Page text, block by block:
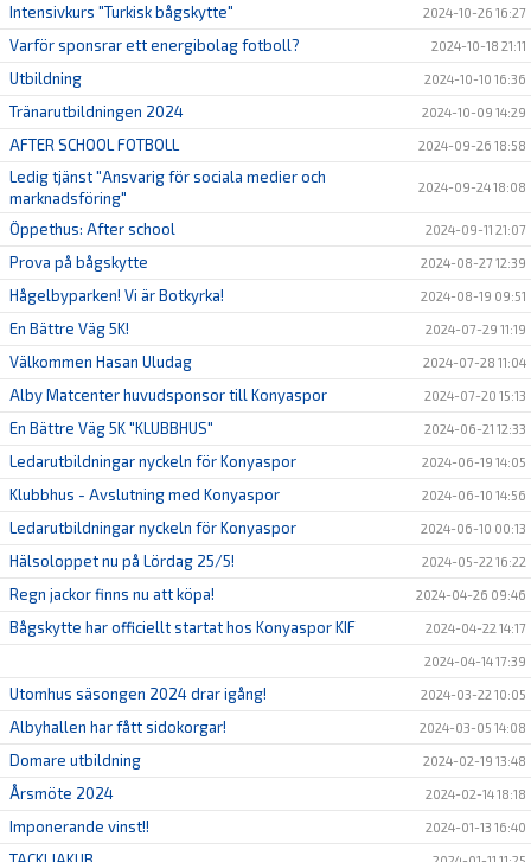
Intensivkurs "Turkisk bågskytte" 2024-10-26 16:27
Varför sponsrar ett energibolag fotboll? 2024-10-18 21:11
Utbildning 2024-10-10 16:36
Tränarutbildningen 2024 2024-10-09 14:29
AFTER SCHOOL FOTBOLL 2024-09-26 18:58
Ledig tjänst "Ansvarig för sociala medier och
marknadsföring"
2024-09-24 18:08
Öppethus: After school 2024-09-11 21:07
Prova på bågskytte 2024-08-27 12:39
Hågelbyparken! Vi är Botkyrka! 2024-08-19 09:51
En Bättre Väg 5K! 2024-07-29 11:19
Välkommen Hasan Uludag 2024-07-28 11:04
Alby Matcenter huvudsponsor till Konyaspor 2024-07-20 15:13
En Bättre Väg 5K "KLUBBHUS" 2024-06-21 12:33
Ledarutbildningar nyckeln för Konyaspor 2024-06-19 14:05
Klubbhus - Avslutning med Konyaspor 2024-06-10 14:56
Ledarutbildningar nyckeln för Konyaspor 2024-06-10 00:13
Hälsoloppet nu på Lördag 25/5! 2024-05-22 16:22
Regn jackor finns nu att köpa! 2024-04-26 09:46
Bågskytte har officiellt startat hos Konyaspor KIF 2024-04-22 14:17
2024-04-14 17:39
Utomhus säsongen 2024 drar igång! 2024-03-22 10:05
Albyhallen har fått sidokorgar! 2024-03-05 14:08
Domare utbildning 2024-02-19 13:48
Årsmöte 2024 2024-02-14 18:18
Imponerande vinst!! 2024-01-13 16:40